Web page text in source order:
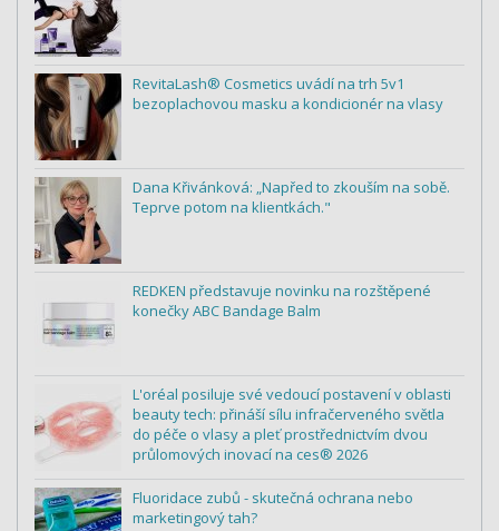
RevitaLash® Cosmetics uvádí na trh 5v1
bezoplachovou masku a kondicionér na vlasy
Dana Křivánková: „Napřed to zkouším na sobě.
Teprve potom na klientkách."
REDKEN představuje novinku na rozštěpené
konečky ABC Bandage Balm
L'oréal posiluje své vedoucí postavení v oblasti
beauty tech: přináší sílu infračerveného světla
do péče o vlasy a pleť prostřednictvím dvou
průlomových inovací na ces® 2026
Fluoridace zubů - skutečná ochrana nebo
marketingový tah?